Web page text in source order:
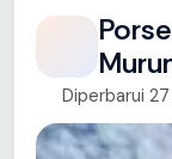
Diperbarui